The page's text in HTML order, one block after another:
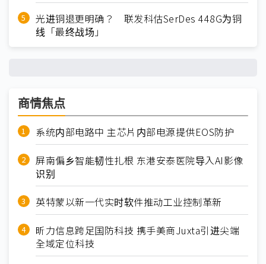
光进铜退更明确？ 联发科估SerDes 448G为铜
线「最终战场」
商情焦点
系统内部电路中 主芯片内部电源提供EOS防护
屏南偏乡智能韧性扎根 东港安泰医院导入AI影像
识别
英特蒙以新一代实时软件推动工业控制革新
昕力信息跨足国防科技 携手美商Juxta引进尖端
全域定位科技